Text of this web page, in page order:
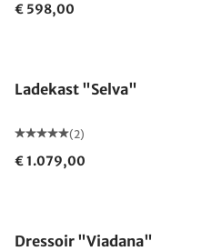
€ 598,00
Ladekast "Selva"
(2)
€ 1.079,00
Dressoir "Viadana"